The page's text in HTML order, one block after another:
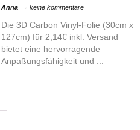
Anna keine kommentare
Die 3D Carbon Vinyl-Folie (30cm x
127cm) für 2,14€ inkl. Versand
bietet eine hervorragende
Anpaßungsfähigkeit und ...